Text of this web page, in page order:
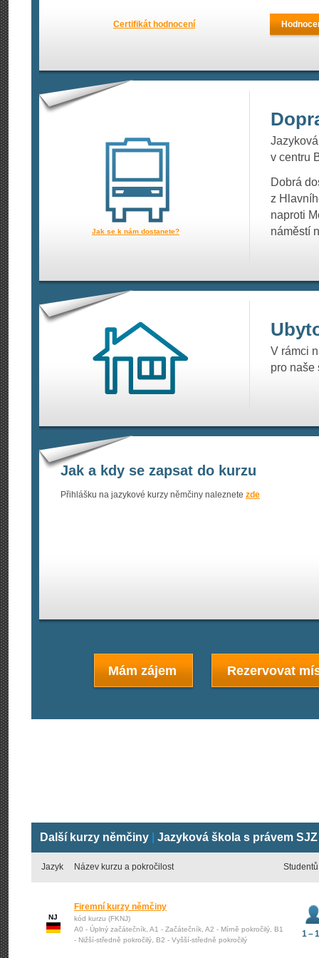
Certifikát hodnocení
v centru
Dobrá
z
naproti
náměstí
Jak se k nám dostanete?
V rámci
pro naše
Jak a kdy se zapsat do kurzu
Přihlášku na jazykové kurzy němčiny naleznete zde
Mám zájem Rezervovat
Další kurzy němčiny Jazyková škola s právem
Jazyk Název kurzu a pokročilost Studentů
NJ
Firemní kurzy němčiny
kód kurzu (FKNJ)
A0 - Úplný začátečník, A1 - Začátečník, A2 - Mírně pokročilý, B1
- Nižší-středně pokročilý, B2 - Vyšší-středně pokročilý
1 –